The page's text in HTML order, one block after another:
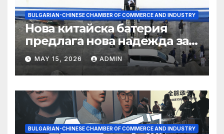
BULGARIAN-CHINESE CHAMBER OF COMMERCE AND INDUSTRY
Нова китайска батерия
предлага нова надежда за
съхранение на водород
MAY 15, 2026 ADMIN
BULGARIAN-CHINESE CHAMBER OF COMMERCE AND INDUSTRY